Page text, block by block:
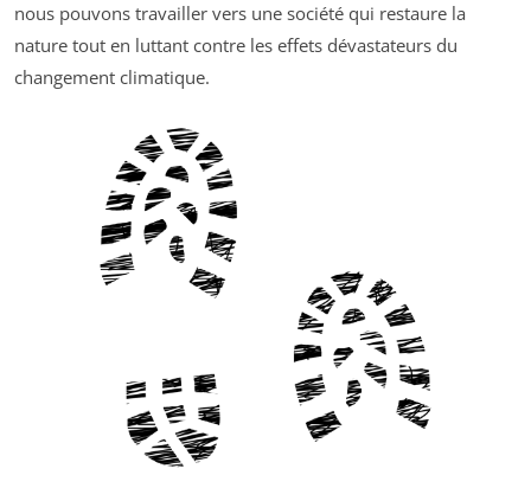
nous pouvons travailler vers une société qui restaure la
nature tout en luttant contre les effets dévastateurs du
changement climatique.